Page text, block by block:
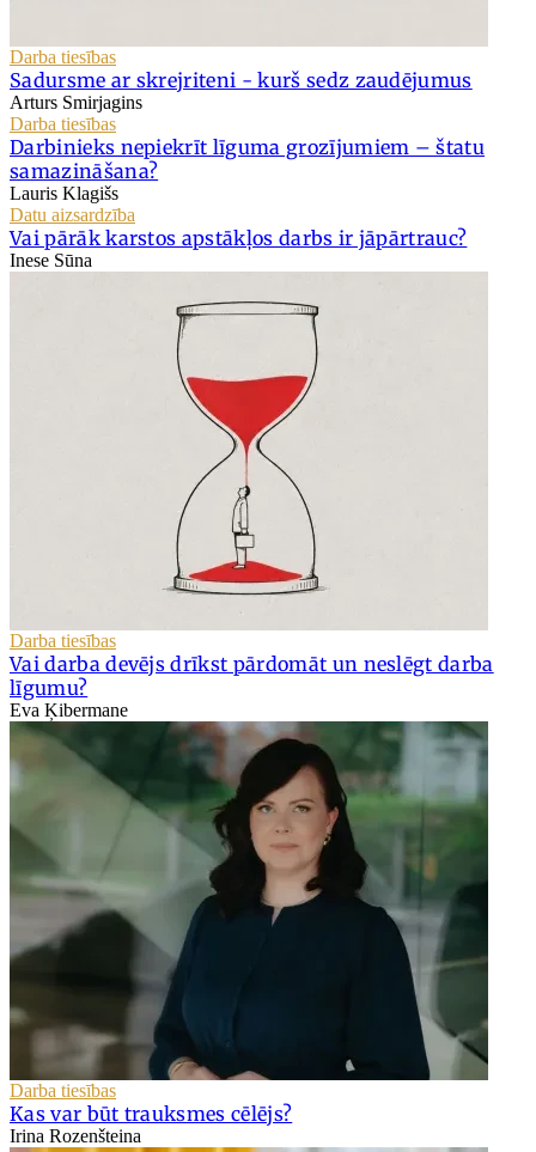
Darba tiesības
Sadursme ar skrejriteni - kurš sedz zaudējumus
Arturs Smirjagins
Darba tiesības
Darbinieks nepiekrīt līguma grozījumiem – štatu
samazināšana?
Lauris Klagišs
Datu aizsardzība
Vai pārāk karstos apstākļos darbs ir jāpārtrauc?
Inese Sūna
Darba tiesības
Vai darba devējs drīkst pārdomāt un neslēgt darba
līgumu?
Eva Ķibermane
Darba tiesības
Kas var būt trauksmes cēlējs?
Irina Rozenšteina